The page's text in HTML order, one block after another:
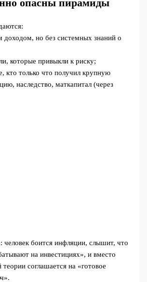
опасны пирамиды
но без системных знаний о
которые привыкли к риску;
кто только что получил крупную
наследство, маткапитал (через
человек боится инфляции, слышит, что
на инвестициях», и вместо
теории соглашается на «готовое